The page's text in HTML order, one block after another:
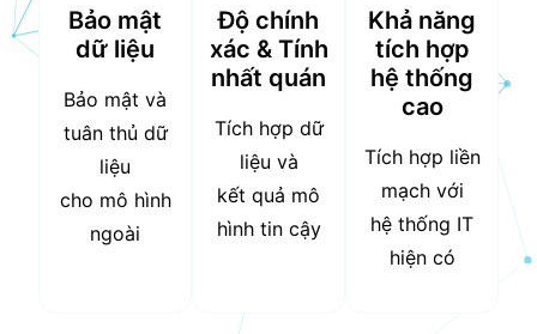
Bảo mật
dữ liệu
Bảo mật và
tuân thủ dữ
liệu
cho mô hình
ngoài
Độ chính
xác & Tính
nhất quán
Tích hợp dữ
liệu và
kết quả mô
hình tin cậy
Khả năng
tích hợp
hệ thống
cao
Tích hợp liền
mạch với
hệ thống IT
hiện có